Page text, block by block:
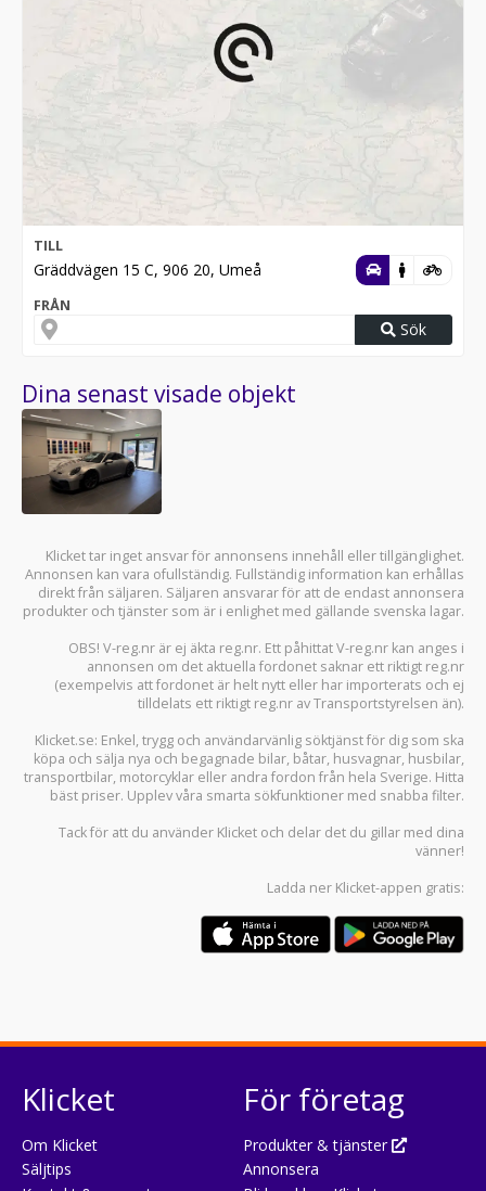
TILL
Gräddvägen 15 C, 906 20, Umeå
FRÅN
Sök
Dina senast visade objekt
Klicket tar inget ansvar för annonsens innehåll eller tillgänglighet.
Annonsen kan vara ofullständig. Fullständig information kan erhållas
direkt från säljaren. Säljaren ansvarar för att de endast annonsera
produkter och tjänster som är i enlighet med gällande svenska lagar.
OBS! V-reg.nr är ej äkta reg.nr. Ett påhittat V-reg.nr kan anges i
annonsen om det aktuella fordonet saknar ett riktigt reg.nr
(exempelvis att fordonet är helt nytt eller har importerats och ej
tilldelats ett riktigt reg.nr av Transportstyrelsen än).
Klicket.se: Enkel, trygg och användarvänlig söktjänst för dig som ska
köpa och sälja nya och begagnade bilar, båtar, husvagnar, husbilar,
transportbilar, motorcyklar eller andra fordon från hela Sverige. Hitta
bäst priser. Upplev våra smarta sökfunktioner med snabba filter.
Tack för att du använder Klicket och delar det du gillar med dina
vänner!
Ladda ner Klicket-appen gratis:
Klicket
Om Klicket
Säljtips
För företag
Produkter & tjänster
Annonsera